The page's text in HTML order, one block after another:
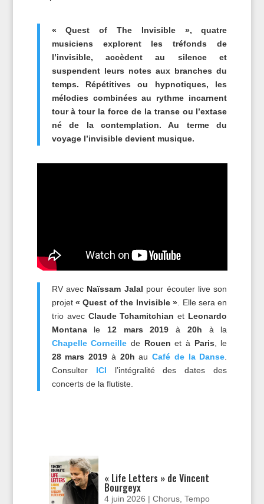
« Quest of The Invisible », quatre
musiciens explorent les tréfonds de
l’invisible, accèdent au silence et
suspendent leurs notes aux branches du
temps. Répétitives ou hypnotiques, les
mélodies combinées au rythme incarnent
tour à tour la force de la transe ou l’extase
né de la contemplation. Au terme du
voyage l’invisible devient musique.
RV avec Naïssam Jalal pour écouter live son
projet « Quest of the Invisible » . Elle sera en
trio avec Claude Tchamitchian et Leonardo
Montanale 12 mars 2019 à 20h à la
Chapelle Corneille de Rouen et à Paris , le
28 mars 2019 à 20h au Café de la Danse
Consulter ICI l’intégralité des dates des
concerts de la flutiste.
« Life Letters » de Vincent
Bourgeyx
4 juin 2026 |Chorus ,Tempo